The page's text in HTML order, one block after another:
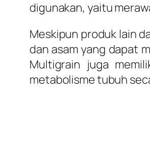
digunakan, yaitu
Meskipun produk lain
dan asam yang dapat
Multigrain juga
metabolisme tubuh